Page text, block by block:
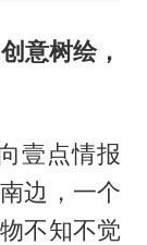
意树绘，
壹点情报
边，一个
不知不觉